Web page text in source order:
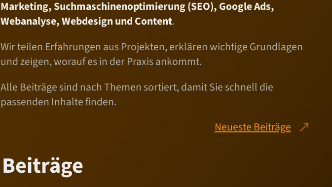
Marketing, Suchmaschinenoptimierung (SEO), Google Ads,
Webanalyse, Webdesign und Content.
Wir teilen Erfahrungen aus Projekten, erklären wichtige Grundlagen
und zeigen, worauf es in der Praxis ankommt.
Alle Beiträge sind nach Themen sortiert, damit Sie schnell die
passenden Inhalte finden.
Neueste Beiträge
Beiträge